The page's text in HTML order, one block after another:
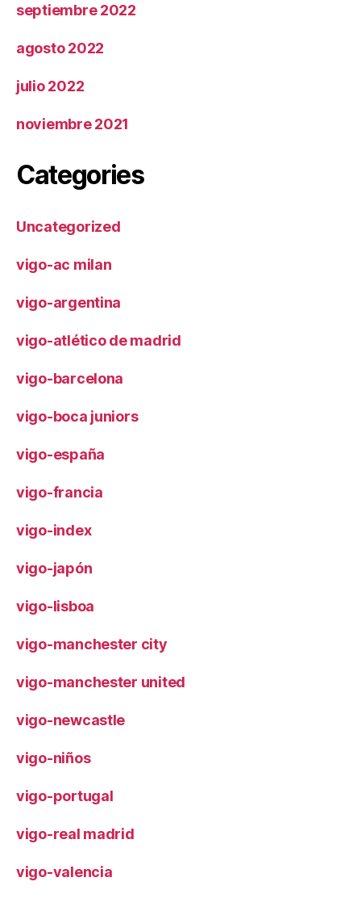
septiembre 2022
agosto 2022
julio 2022
noviembre 2021
Categories
Uncategorized
vigo-ac milan
vigo-argentina
vigo-atlético de madrid
vigo-barcelona
vigo-boca juniors
vigo-españa
vigo-francia
vigo-index
vigo-japón
vigo-lisboa
vigo-manchester city
vigo-manchester united
vigo-newcastle
vigo-niños
vigo-portugal
vigo-real madrid
vigo-valencia